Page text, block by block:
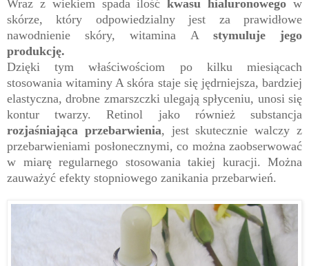
Wraz z wiekiem spada ilośćkwasu hialuronowego w
skórze, który odpowiedzialny jest za prawidłowe
nawodnienie skóry, witamina A stymuluje jego
produkcję.
Dzięki tym właściwościom po kilku miesiącach
stosowania witaminy A skóra staje się jędrniejsza, bardziej
elastyczna, drobne zmarszczki ulegają spłyceniu, unosi się
kontur twarzy. Retinol jako również substancja
rozjaśniająca przebarwienia, jest skutecznie walczy z
przebarwieniami posłonecznymi, co można zaobserwować
w miarę regularnego stosowania takiej kuracji. Można
zauważyć efekty stopniowego zanikania przebarwień.